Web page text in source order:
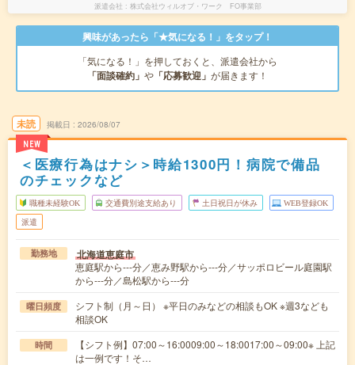
派遣会社 株式会社ウィルオブ・ワーク FO事業部
興味があったら「★気になる！」をタップ！
「気になる！」を押しておくと、派遣会社から
「面談確約」 や 「応募歓迎」 が届きます！
未読
NEW
掲載日 2026/08/07
＜医療行為はナシ＞時給1300円！病院で備品
のチェックなど
職種未経験OK 交通費別途支給あり 土日祝日が休み WEB登録OK
派遣
勤務地 北海道恵庭市
恵庭駅から---分／恵み野駅から---分／サッポロビール庭園駅
から---分／島松駅から---分
曜日頻度
シフト制（月～日） ※平日のみなどの相談もOK ※週3なども
相談OK
時間
【シフト例】07:00～16:0009:00～18:0017:00～09:00※ 上記
は一例です！そ…